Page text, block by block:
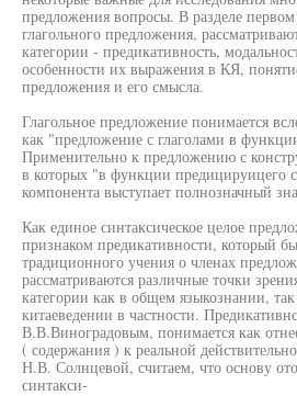
предложения вопросы. В разделе
глагольного предложения,
категории - предикативность,
особенности их выражения в КЯ,
предложения и его смысла.
Глагольное предложение понимается
как "предложение с глаголами в
Применительно к предложению с
в которых "в функции предицируицего
компонента выступает полнозначный
Как единое синтаксическое целое
признаком предикативности, который
традиционного учения о членах
рассматриваются различные точки
категории как в общем языкознании,
китаеведении в частности.
В.В.Виноградовым, понимается как
( содержания ) к реальной
Н.В. Солнцевой, считаем, что основу
синтакси-